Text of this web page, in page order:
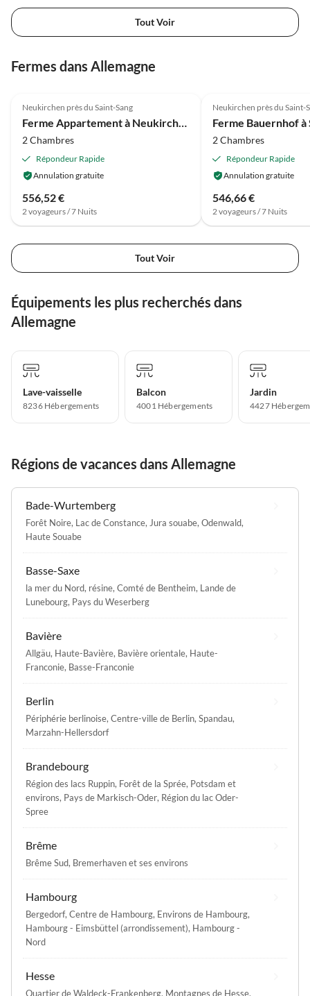
Tout Voir
Fermes dans Allemagne
Neukirchen près du Saint-Sang
Ferme Appartement à Neukirchen avec pistes de ski et piscine
2 Chambres
Répondeur Rapide
Annulation gratuite
556,52 €
2 voyageurs / 7 Nuits
Neukirchen près du Saint-
2 Chambres
Répondeur Rapide
Annulation gratuite
546,66 €
2 voyageurs / 7 Nuits
Tout Voir
Équipements les plus recherchés dans
Allemagne
Lave-vaisselle
8236 Hébergements
Balcon
4001 Hébergements
Jardin
4427
Régions de vacances dans Allemagne
Bade-Wurtemberg
Forêt Noire, Lac de Constance, Jura souabe, Odenwald,
Haute Souabe
Basse-Saxe
la mer du Nord, résine, Comté de Bentheim, Lande de
Lunebourg, Pays du Weserberg
Bavière
Allgäu, Haute-Bavière, Bavière orientale, Haute-
Franconie, Basse-Franconie
Berlin
Périphérie berlinoise, Centre-ville de Berlin, Spandau,
Marzahn-Hellersdorf
Brandebourg
Région des lacs Ruppin, Forêt de la Sprée, Potsdam et
environs, Pays de Markisch-Oder, Région du lac Oder-
Spree
Brême
Brême Sud, Bremerhaven et ses environs
Hambourg
Bergedorf, Centre de Hambourg, Environs de Hambourg,
Hambourg - Eimsbüttel (arrondissement), Hambourg -
Nord
Hesse
Quartier de Waldeck-Frankenberg, Montagnes de Hesse,